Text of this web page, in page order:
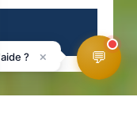
💬
? ×